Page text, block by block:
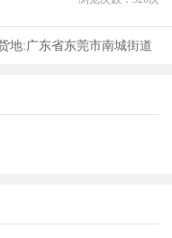
地:广东省东莞市南城街道